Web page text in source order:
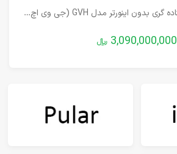
کولر گازی 36000 ایستاده گری بدون اینورتر مدل GVH (جی وی اچ) تک فن
3,090,000,000 ﷼